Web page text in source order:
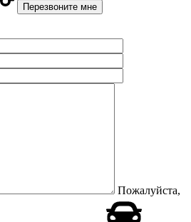
Пожалуйста,